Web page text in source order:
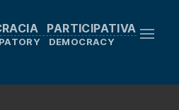
PARTICIPATIVA
DEMOCRACY